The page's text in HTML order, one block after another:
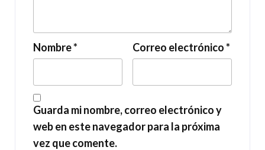
Nombre* Correo electrónico*
Guarda mi nombre, correo electrónico y
web en este navegador para la próxima
vez que comente.